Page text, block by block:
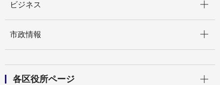
ビジネス
市政情報
各区役所ページ